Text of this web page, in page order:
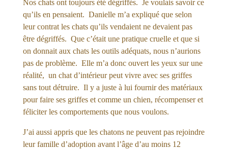
Nos chats ont toujours été dégriffés. Je voulais savoir ce
qu’ils en pensaient. Danielle m’a expliqué que selon
leur contrat les chats qu’ils vendaient ne devaient pas
être dégriffés. Que c’était une pratique cruelle et que si
on donnait aux chats les outils adéquats, nous n’aurions
pas de problème. Elle m’a donc ouvert les yeux sur une
réalité, un chat d’intérieur peut vivre avec ses griffes
sans tout détruire. Il y a juste à lui fournir des matériaux
pour faire ses griffes et comme un chien, récompenser et
féliciter les comportements que nous voulons.
J’ai aussi appris que les chatons ne peuvent pas rejoindre
leur famille d’adoption avant l’âge d’au moins 12